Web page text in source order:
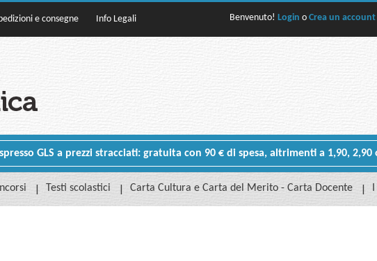
e consegne Info Legali Benvenuto! Login o Crea un account
GLS a prezzi stracciati: gratuita con 90 € di spesa, altrimenti a 1,90,
Testi scolastici Carta Cultura e Carta del Merito - Carta Docente